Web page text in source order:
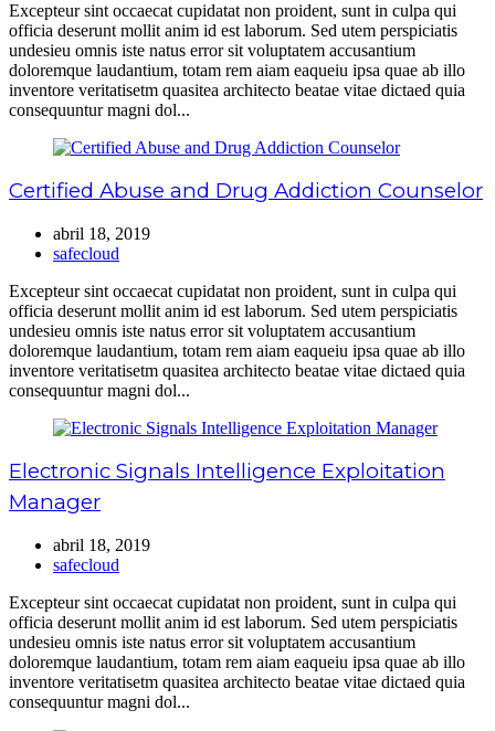
Excepteur sint occaecat cupidatat non proident, sunt in culpa qui
officia deserunt mollit anim id est laborum. Sed utem perspiciatis
undesieu omnis iste natus error sit voluptatem accusantium
doloremque laudantium, totam rem aiam eaqueiu ipsa quae ab illo
inventore veritatisetm quasitea architecto beatae vitae dictaed quia
consequuntur magni dol...
Certified Abuse and Drug Addiction Counselor
abril 18, 2019
safecloud
Excepteur sint occaecat cupidatat non proident, sunt in culpa qui
officia deserunt mollit anim id est laborum. Sed utem perspiciatis
undesieu omnis iste natus error sit voluptatem accusantium
doloremque laudantium, totam rem aiam eaqueiu ipsa quae ab illo
inventore veritatisetm quasitea architecto beatae vitae dictaed quia
consequuntur magni dol...
Electronic Signals Intelligence Exploitation
Manager
abril 18, 2019
safecloud
Excepteur sint occaecat cupidatat non proident, sunt in culpa qui
officia deserunt mollit anim id est laborum. Sed utem perspiciatis
undesieu omnis iste natus error sit voluptatem accusantium
doloremque laudantium, totam rem aiam eaqueiu ipsa quae ab illo
inventore veritatisetm quasitea architecto beatae vitae dictaed quia
consequuntur magni dol...